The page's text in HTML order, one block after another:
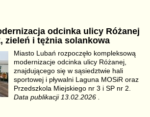
odcinka ulicy Różanej
zieleń i tężnia solankowa
Miasto Lubań rozpoczęło kompleksową
modernizacje odcinka ulicy Różanej,
znajdującego się w sąsiedztwie hali
sportowej i pływalni Laguna MOSiR oraz
Przedszkola Miejskiego nr 3 i SP nr 2.
Data publikacji 13.02.2026 .